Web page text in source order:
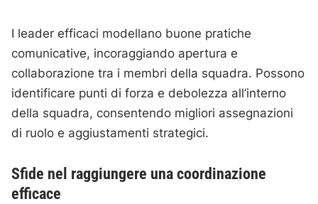
I leader efficaci modellano buone pratiche
comunicative, incoraggiando apertura e
collaborazione tra i membri della squadra. Possono
identificare punti di forza e debolezza all’interno
della squadra, consentendo migliori assegnazioni
di ruolo e aggiustamenti strategici.
Sfide nel raggiungere una coordinazione
efficace